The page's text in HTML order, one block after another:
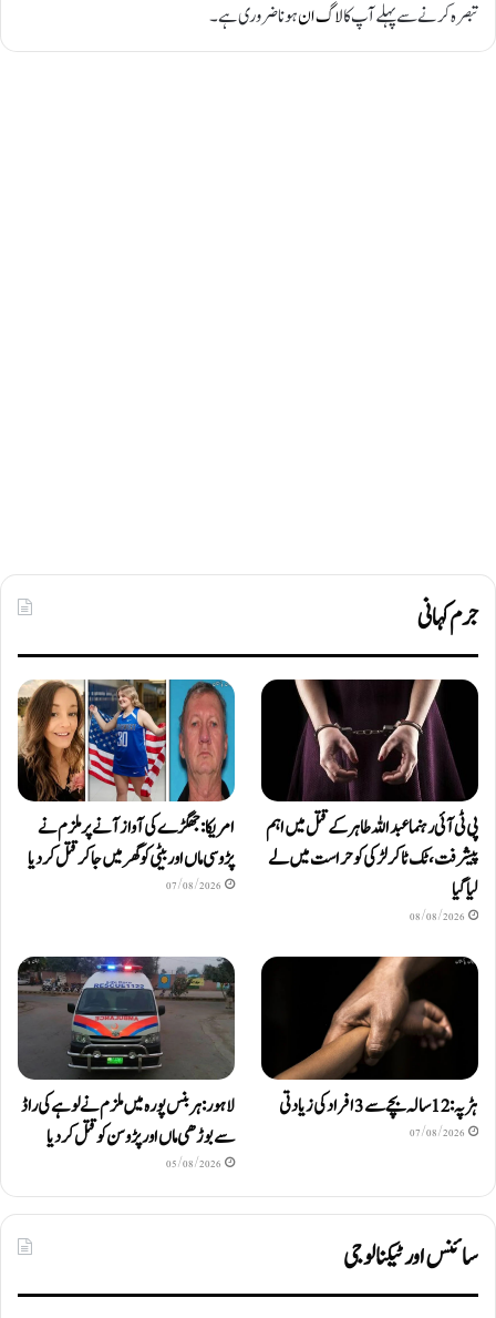
تبصرہ کرنے سے پہلے آپ کالاگ انہونا ضروری ہے۔
جرم کہانی
پی ٹی آئی رہنما عبداللہ طاہر کے قتل میں اہم
پیشرفت، ٹک ٹاکر لڑکی کو حراست میں لے
لیا گیا
08/08/2026
امریکا: جھگڑے کی آواز آنے پر ملزم نے
پڑوسی ماں اور بیٹی کو گھر میں جا کر قتل کر دیا
07/08/2026
ہڑپہ: 12 سالہ بچے سے 3 افراد کی زیادتی
07/08/2026
لاہور: ہربنس پورہ میں ملزم نے لوہے کی راڈ
سے بوڑھی ماں اور پڑوسن کو قتل کر دیا
05/08/2026
سائنس اور ٹیکنالوجی